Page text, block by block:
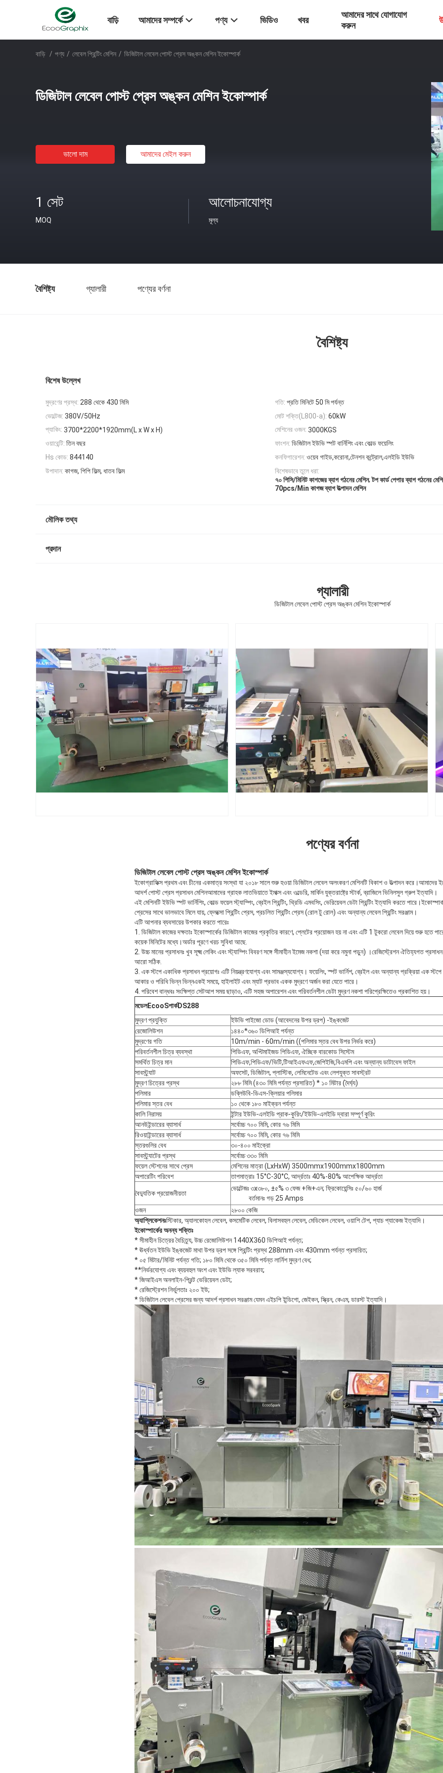
বাড়ি আমাদের সম্পর্কে পণ্য ভিডিও খবর
আমাদের সাথে যোগাযোগ
করুন
বাড়ি / পণ্য / লেবেল প্রিন্টিং মেশিন / ডিজিটাল লেবেল পোস্ট প্রেস অঙ্কন মেশিন ইকোস্পার্ক
ডিজিটাল লেবেল পোস্ট প্রেস অঙ্কন মেশিন ইকোস্পার্ক
ভালো দাম আমাদের মেইল ​​করুন
1 সেট
MOQ
আলোচনাযোগ্য
মূল্য
বৈশিষ্ট্য গ্যালারী পণ্যের বর্ণনা
বৈশিষ্ট্য
বিশেষ উল্লেখ
মুদ্রণের প্রস্থ: 288 থেকে 430 মিমি গতি: প্রতি মিনিটে 50 মি পর্যন্ত
ভোল্টেজ: 380V/50Hz মোট শক্তি(L800-a): 60kW
প্যাকিং: 3700*2200*1920mm(L x W x H) মেশিনের ওজন: 3000KGS
ওয়ারেন্টি: তিন বছর ফাংশন: ডিজিটাল ইউভি স্পট বার্নিশিং এবং কোল্ড ফয়েলিং
Hs কোড: 844140 কনফিগারেশন: ওয়েব গাইড,করোনা,টেনশন কন্ট্রোল,এলইডি ইউভি
উপাদান: কাগজ, পিপি ফিল্ম, ধাতব ফিল্ম
বিশেষভাবে তুলে ধরা:
৭০ পিসি/মিনিট কাগজের ব্যাগ গঠনের মেশিন,টপ কার্ড পেপার ব্যাগ গঠনের
70pcs/Min কাগজ ব্যাগ উত্পাদন মেশিন
মৌলিক তথ্য
প্রদান
গ্যালারী
ডিজিটাল লেবেল পোস্ট প্রেস অঙ্কন মেশিন ইকোস্পার্ক
পণ্যের বর্ণনা
ডিজিটাল লেবেল পোস্ট প্রেস অঙ্কন মেশিন ইকোস্পার্ক
ইকোগ্রাফিক্স প্রথম এবং চীনের একমাত্র সংস্থা যা ২০১৮ সালে শুরু হওয়া ডিজিটাল লেবেল অলংকরণ মেশিনটি বিকাশ ও উত্পাদন করে।আমাদের
আদর্শ পোস্ট প্রেস প্রসাধন মেশিনআমাদের গ্রাহক লাতভিয়াতে ইমাক্স এবং ওল্ডেরি, মার্কিন যুক্তরাষ্ট্রে স্টার্ক, ব্রাজিলে ভিনিলসুল গ্রুপ ইত্যাদি।
এই মেশিনটি ইউভি স্পট ভার্নিশিং, কোল্ড ফয়েল স্ট্যাম্পিং, ব্রেইল প্রিন্টিং, থ্রিডি এমবসিং, ভেরিয়েবল ডেটা প্রিন্টিং ইত্যাদি করতে
প্রেসের সাথে ভালভাবে মিলে যায়, ফ্লেক্সো প্রিন্টিং প্রেস, প্রচলিত প্রিন্টিং প্রেস (রোল টু রোল) এবং অন্যান্য লেবেল প্রিন্টিং সরঞ্জাম।
এটি আপনার ব্যবসায়ের উপকার করতে পারেঃ
1. ডিজিটাল কাজের দক্ষতাঃ ইকোস্পার্কের ডিজিটাল কাজের প্রকৃতির কারণে, প্লেটের প্রয়োজন হয় না এবং এটি 1 টুকরো লেবেল দিয়ে শুরু হতে
কয়েক মিনিটের মধ্যে।অর্ডার পূরণে খরচ সুবিধা আছে.
2. উচ্চ মানের প্রসাধনঃ খুব সূক্ষ্ম লেকিং এবং স্ট্যাম্পিং বিবরণ সঙ্গে সীমাহীন ইমেজ নকশা (দয়া করে নমুনা পড়ুন) ।রেজিস্ট্রেশন ঐতিহ্যগত
আরো সঠিক.
3. এক স্টপে একাধিক প্রসাধন প্রয়োগঃ এটি নিয়ন্ত্রণযোগ্য এবং সামঞ্জস্যযোগ্য। ফয়েলিং, স্পট ভার্নিশ, ব্রেইল এবং অন্যান্য প্রক্রিয়া এক স্টপে
আকার ও পরিধি ভিন্ন ভিন্নএকই সময়ে, হাইলাইট এবং ম্যাট প্রভাব একক মুদ্রণে অর্জন করা যেতে পারে।
4. পরিবেশ বান্ধবঃ সংক্ষিপ্ত সেটআপ সময় ছাড়াও, এটি সহজ অপারেশন এবং পরিবর্তনশীল ডেটা মুদ্রণ নকশা পরিপ্রেক্ষিতেও প্রকাশিত হয়।
মডেলEcooSপার্কDS288
মুদ্রণ প্রযুক্তি
ইউভি পাইজো ডোড (আবেদনের উপর ড্রপ) -ইঙ্কজেট
রেজোলিউশন
১৪৪০*৩৬০ ডিপিআই পর্যন্ত
মুদ্রণের গতি
10m/min - 60m/min ((পলিমার স্তর বেধ উপর নির্ভর করে)
পরিবর্তনশীল চিত্র ব্যবস্থা
পিডিএফ, অপ্টিমাইজড পিডিএফ, ঐচ্ছিক বারকোড সিস্টেম
সমর্থিত চিত্র মান
পিডিএফ,পিডিএফ/ভিটি,টিআইএফএফ,জেপিইজি,বিএমপি এবং অন্যান্য ডাটাবেস ফাইল
সাবস্ট্র্যাট
অফসেট, ডিজিটাল, প্লাস্টিক, লেমিনেটেড এবং লেপযুক্ত সাবস্ট্রট
মুদ্রণ চিত্রের প্রস্থ
২৮৮ মিমি (৪৩০ মিমি পর্যন্ত প্রসারিত) * ১০ মিটার (দৈর্ঘ্য)
পলিমার
ডব্লিউবি-ডিএস-ক্লিয়ার পলিমার
পলিমার স্তর বেধ
১০ থেকে ১৮০ মাইক্রন পর্যন্ত
কালি নিরাময়
ইন্টার ইউভি-এলইডি প্রাক-কুরিং/ইউভি-এলইডি দ্বারা সম্পূর্ণ কুরিং
আনউইন্ডারের ব্যাসার্ধ
সর্বোচ্চ ৭০০ মিমি, কোর ৭৬ মিমি
রিওয়াইন্ডারের ব্যাসার্ধ
সর্বোচ্চ ৭০০ মিমি, কোর ৭৬ মিমি
স্তরগুলির বেধ
৩০-৪০০ মাইক্রো
সাবস্ট্র্যাটের প্রস্থ
সর্বোচ্চ ৩৩০ মিমি
ফয়েল স্টেশনের সাথে প্রেস
মেশিনের মাত্রা (LxHxW) 3500mmx1900mmx1800mm
অপারেটিং পরিবেশ
তাপমাত্রাঃ 15°C-30°C, আর্দ্রতাঃ 40%-80% আপেক্ষিক আর্দ্রতা
বৈদ্যুতিক প্রয়োজনীয়তা
ভোল্টেজঃ ৩x৩৮০, ±৫% ৩ ফেজ +জি+এন; ফ্রিকোয়েন্সিঃ ৫০/৬০ হার্জ
বর্তমানঃ গড় 25 Amps
ওজন
২৮০০ কেজি
অ্যাপ্লিকেশনঃস্টিকার, অ্যালকোহল লেবেল, কসমেটিক লেবেল, বিলাসবহুল লেবেল, মেডিকেল লেবেল, ওয়াশি টেপ, প্যাচ প্যাকেজ ইত্যাদি।
ইকোস্পার্কের অনন্য শক্তিঃ
* সীমাহীন চিত্রের বৈচিত্র্য, উচ্চ রেজোলিউশন 1440X360 ডিপিআই পর্যন্ত;
* ঊর্ধ্বতন ইউভি ইঙ্কজেট মাথা উপর ড্রপ সঙ্গে প্রিন্টিং প্রস্থ 288mm এবং 430mm পর্যন্ত প্রসারিত;
* ০৫ মিটার/মিনিট পর্যন্ত গতি; ১৮০ মিমি থেকে ৩৫০ মিমি পর্যন্ত লার্নিশ মুদ্রণ বেধ;
**নির্ভরযোগ্য এবং ব্যয়বহুল অংশ এবং ইউভি ল্যাক সরবরাহ;
* জিআইএস অনলাইন-প্রিন্ট ভেরিয়েবল ডেটা;
* রেজিস্ট্রেশন নির্ভুলতাঃ ২০০ ইউ;
* ডিজিটাল লেবেল প্রেসের জন্য আদর্শ প্রসাধন সরঞ্জাম যেমন এইচপি ইন্ডিগো, জেইকন, স্ক্রিন, কেএম, ডারস্ট ইত্যাদি।